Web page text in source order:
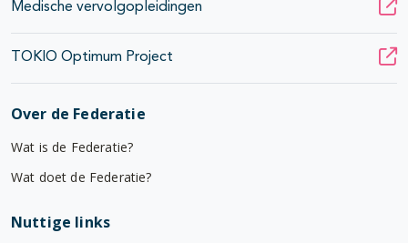
Medische vervolgopleidingen
TOKIO Optimum Project
Over de Federatie
Wat is de Federatie?
Wat doet de Federatie?
Nuttige links